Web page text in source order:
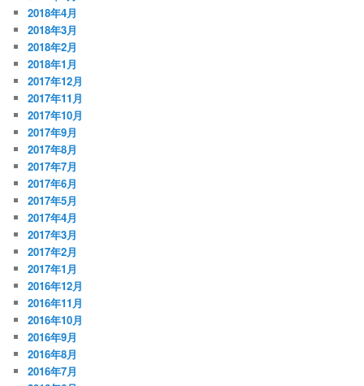
2018年4月
2018年3月
2018年2月
2018年1月
2017年12月
2017年11月
2017年10月
2017年9月
2017年8月
2017年7月
2017年6月
2017年5月
2017年4月
2017年3月
2017年2月
2017年1月
2016年12月
2016年11月
2016年10月
2016年9月
2016年8月
2016年7月